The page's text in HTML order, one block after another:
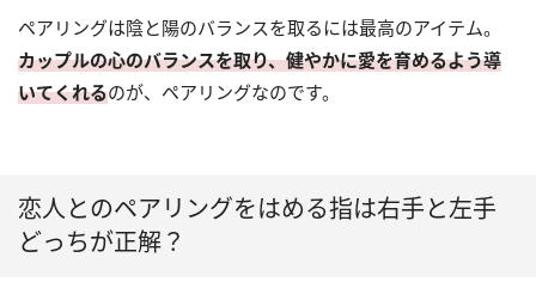
ペアリングは陰と陽のバランスを取るには最高のアイテム。
カップルの心のバランスを取り、健やかに愛を育めるよう導
いてくれるのが、ペアリングなのです。
恋人とのペアリングをはめる指は右手と左手
どっちが正解？